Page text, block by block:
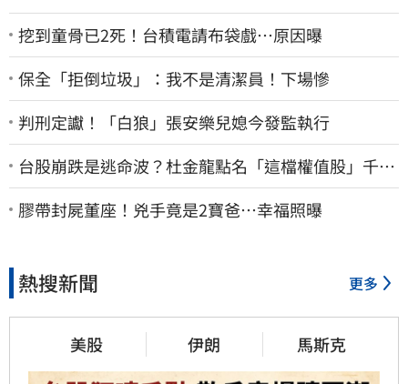
挖到童骨已2死！台積電請布袋戲…原因曝
保全「拒倒垃圾」：我不是清潔員！下場慘
判刑定讞！「白狼」張安樂兒媳今發監執行
台股崩跌是逃命波？杜金龍點名「這檔權值股」千萬
別長抱
膠帶封屍董座！兇手竟是2寶爸…幸福照曝
熱搜新聞 更多
美股 伊朗 馬斯克